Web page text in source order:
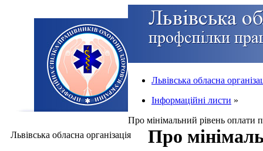
Львівська обласна
Інформаційні листи »
Про мінімальний рівень оплати
Львівська обласна організація
Про